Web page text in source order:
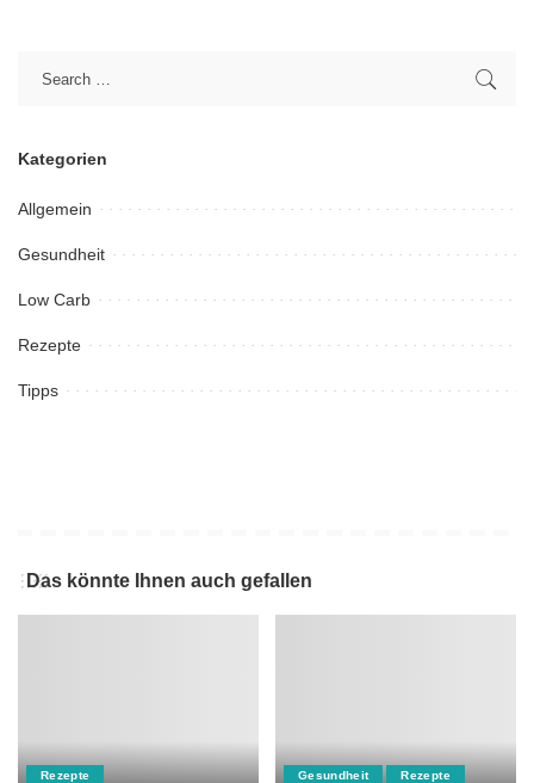
Kategorien
Allgemein
Gesundheit
Low Carb
Rezepte
Tipps
Das könnte Ihnen auch gefallen
Rezepte Gesundheit Rezepte